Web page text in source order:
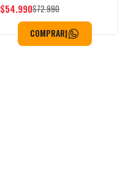
$54.990$72.990
COMPRAR|